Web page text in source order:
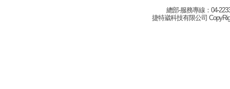
總部-服務專線：04-
捷特崴科技有限公司